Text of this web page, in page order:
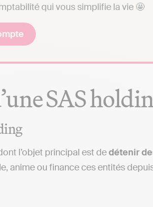
qui vous simplifie la vie 🤩
SAS
l’objet principal est dedétenir
anime ou finance ces entités